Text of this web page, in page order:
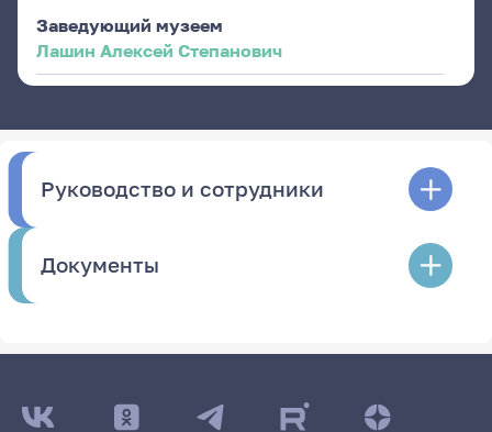
Заведующий музеем
Лашин Алексей Степанович
Руководство и сотрудники
Документы